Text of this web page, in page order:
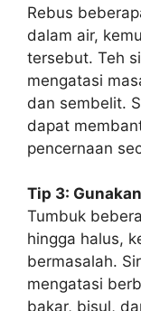
Rebus
dalam air,
tersebut. Teh
mengatasi
dan sembelit.
dapat
pencernaan
Tip 3:
Tumbuk
hingga halus,
bermasalah.
mengatasi
bakar, bisul,